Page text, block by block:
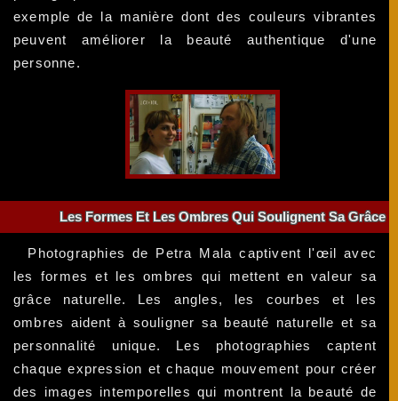
exemple de la manière dont des couleurs vibrantes
peuvent améliorer la beauté authentique d'une
personne.
Les Formes Et Les Ombres Qui Soulignent Sa Grâce
Photographies de Petra Mala captivent l'œil avec
les formes et les ombres qui mettent en valeur sa
grâce naturelle. Les angles, les courbes et les
ombres aident à souligner sa beauté naturelle et sa
personnalité unique. Les photographies captent
chaque expression et chaque mouvement pour créer
des images intemporelles qui montrent la beauté de